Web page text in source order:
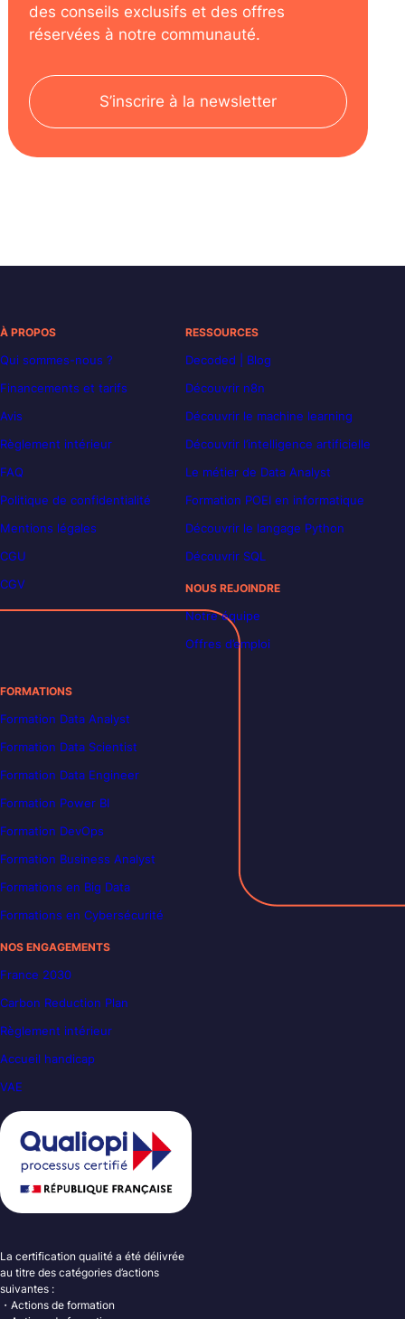
des conseils exclusifs et des offres
réservées à notre communauté.
S’inscrire à la newsletter
À PROPOS
Qui sommes-nous ?
Financements et tarifs
Avis
Règlement intérieur
FAQ
Politique de confidentialité
Mentions légales
CGU
CGV
RESSOURCES
Decoded | Blog
Découvrir n8n
Découvrir le machine learning
Découvrir l’intelligence artificielle
Le métier de Data Analyst
Formation POEI en informatique
Découvrir le langage Python
Découvrir SQL
NOUS REJOINDRE
Notre équipe
Offres d’emploi
FORMATIONS
Formation Data Analyst
Formation Data Scientist
Formation Data Engineer
Formation Power BI
Formation DevOps
Formation Business Analyst
Formations en Big Data
Formations en Cybersécurité
NOS ENGAGEMENTS
France 2030
Carbon Reduction Plan
Règlement intérieur
Accueil handicap
VAE
La certification qualité a été délivrée
au titre des catégories d’actions
suivantes :
・Actions de formation